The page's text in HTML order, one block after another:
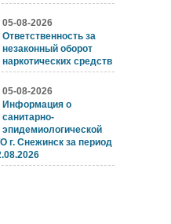
05-08-2026
Ответственность за
незаконный оборот
наркотических средств
05-08-2026
Информация о
санитарно-
эпидемиологической
г. Снежинск за период